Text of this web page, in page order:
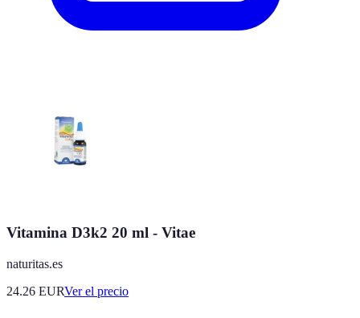
Vitamina D3k2 20 ml - Vitae
naturitas.es
24.26 EURVer el precio